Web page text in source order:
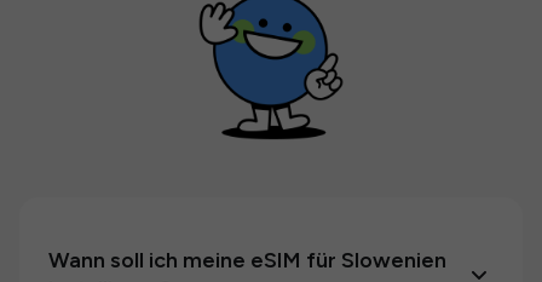
Wann soll ich meine eSIM für Slowenien